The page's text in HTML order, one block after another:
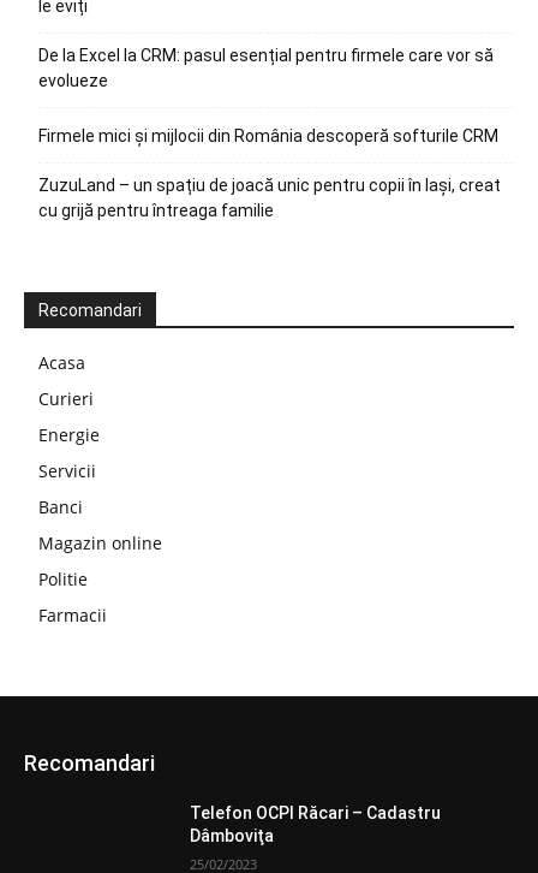
le eviți
De la Excel la CRM: pasul esențial pentru firmele care vor să
evolueze
Firmele mici și mijlocii din România descoperă softurile CRM
ZuzuLand – un spațiu de joacă unic pentru copii în Iași, creat
cu grijă pentru întreaga familie
Recomandari
Acasa
Curieri
Energie
Servicii
Banci
Magazin online
Politie
Farmacii
Recomandari
Telefon OCPI Răcari – Cadastru
Dâmboviţa
25/02/2023